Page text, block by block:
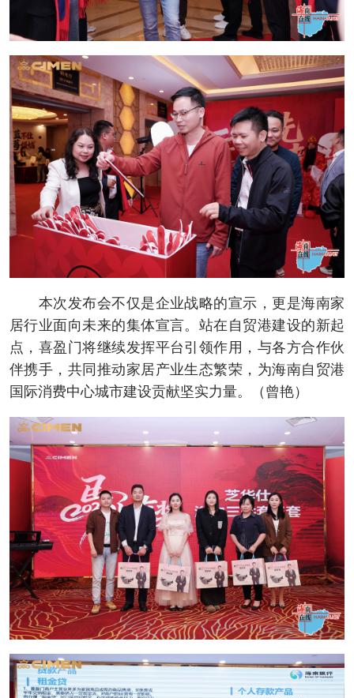
本次发布会不仅是企业战略的宣示，更是海南家
居行业面向未来的集体宣言。站在自贸港建设的新起
点，喜盈门将继续发挥平台引领作用，与各方合作伙
伴携手，共同推动家居产业生态繁荣，为海南自贸港
国际消费中心城市建设贡献坚实力量。（曾艳）